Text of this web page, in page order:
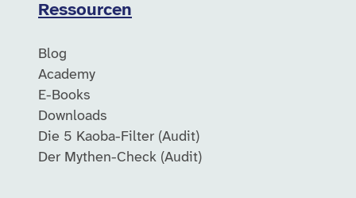
Ressourcen
Blog
Academy
E-Books
Downloads
Die 5 Kaoba-Filter (Audit)
Der Mythen-Check (Audit)